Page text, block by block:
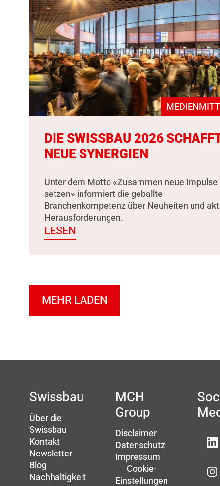
DIE SWISSBAU 2026
NEUE SYNERGIEN
Unter dem Motto «Zusammen neue Impulse
setzen» informiert die geballte
Branchenkompetenz über Neuheiten und
Herausforderungen.
LESEN
MEHR LADEN
Swissbau
Über die
Swissbau
Kontakt
Newsletter
Blog
Nachhaltigkeit
MCH
Group
Disclaimer
Datenschutz
Impressum
Cookie-
Einstellungen